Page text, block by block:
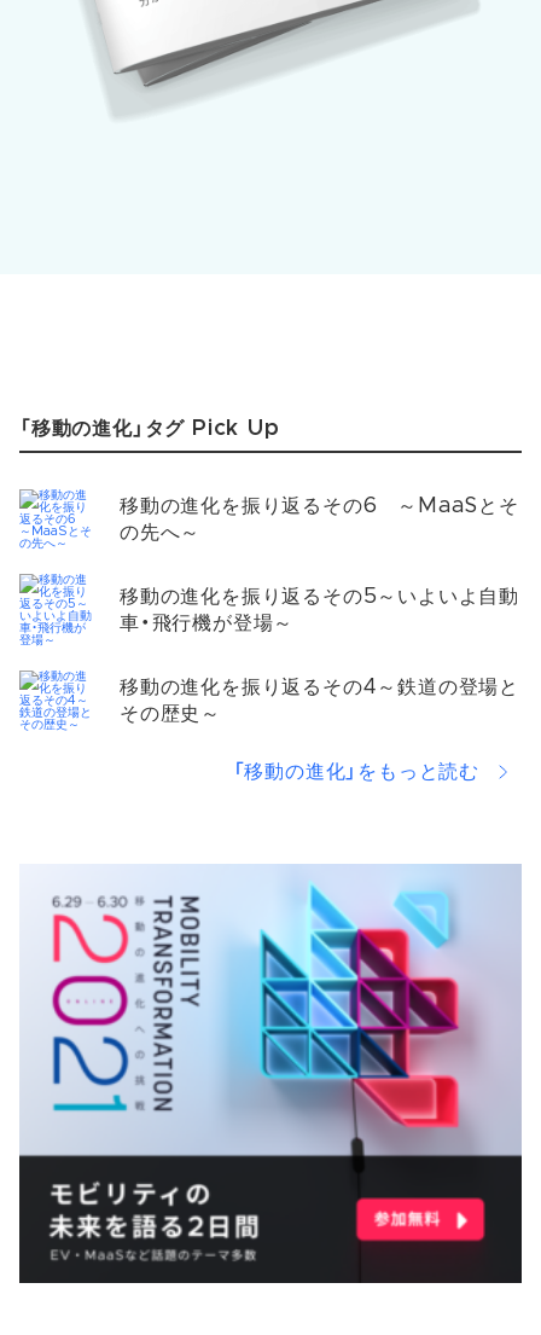
「移動の進化」タグ Pick Up
移動の進化を振り返るその6 ～MaaSとそ
の先へ～
移動の進化を振り返るその5～いよいよ自動
車・飛行機が登場～
移動の進化を振り返るその4～鉄道の登場と
その歴史～
「移動の進化」をもっと読む